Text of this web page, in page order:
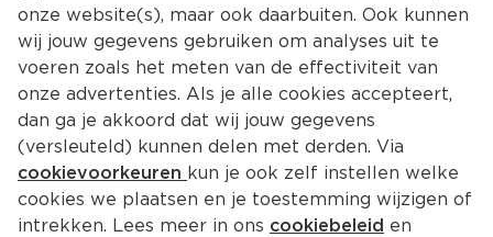
Merken
Je favoriete merken vind je bij PLUS.
A B C D E F G
onze website(s), maar ook daarbuiten. Ook kunnen
wij jouw gegevens gebruiken om analyses uit te
voeren zoals het meten van de effectiviteit van
onze advertenties. Als je alle cookies accepteert,
dan ga je akkoord dat wij jouw gegevens
(versleuteld) kunnen delen met derden. Via
cookievoorkeuren kun je ook zelf instellen welke
cookies we plaatsen en je toestemming wijzigen of
intrekken. Lees meer in ons cookiebeleid en